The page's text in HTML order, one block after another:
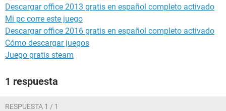
Descargar office 2013 gratis en español completo activado
Mi pc corre este juego
Descargar office 2016 gratis en español completo activado
Cómo descargar juegos
Juego gratis steam
1 respuesta
RESPUESTA 1 / 1